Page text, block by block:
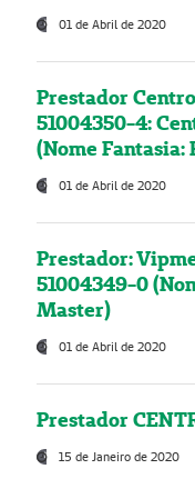
01 de Abril de 2020
Prestador
51004350-4:
(Nome
01 de Abril de 2020
Prestador:
51004349-0
Master)
01 de Abril de 2020
Prestador
15 de Janeiro de 2020